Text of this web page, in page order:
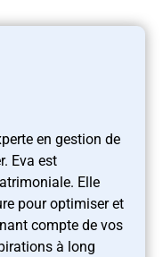
en gestion de
Eva est
Elle
pour optimiser et
compte de vos
à long